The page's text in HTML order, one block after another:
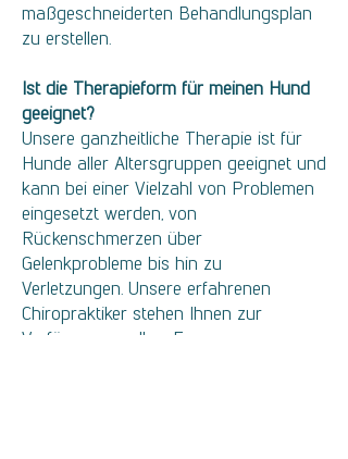
maßgeschneiderten Behandlungsplan
zu erstellen.
Ist die Therapieform für meinen Hund
geeignet?
Unsere ganzheitliche Therapie ist für
Hunde aller Altersgruppen geeignet und
kann bei einer Vielzahl von Problemen
eingesetzt werden, von
Rückenschmerzen über
Gelenkprobleme bis hin zu
Verletzungen. Unsere erfahrenen
Chiropraktiker stehen Ihnen zur
Verfügung, um Ihre Fragen zu